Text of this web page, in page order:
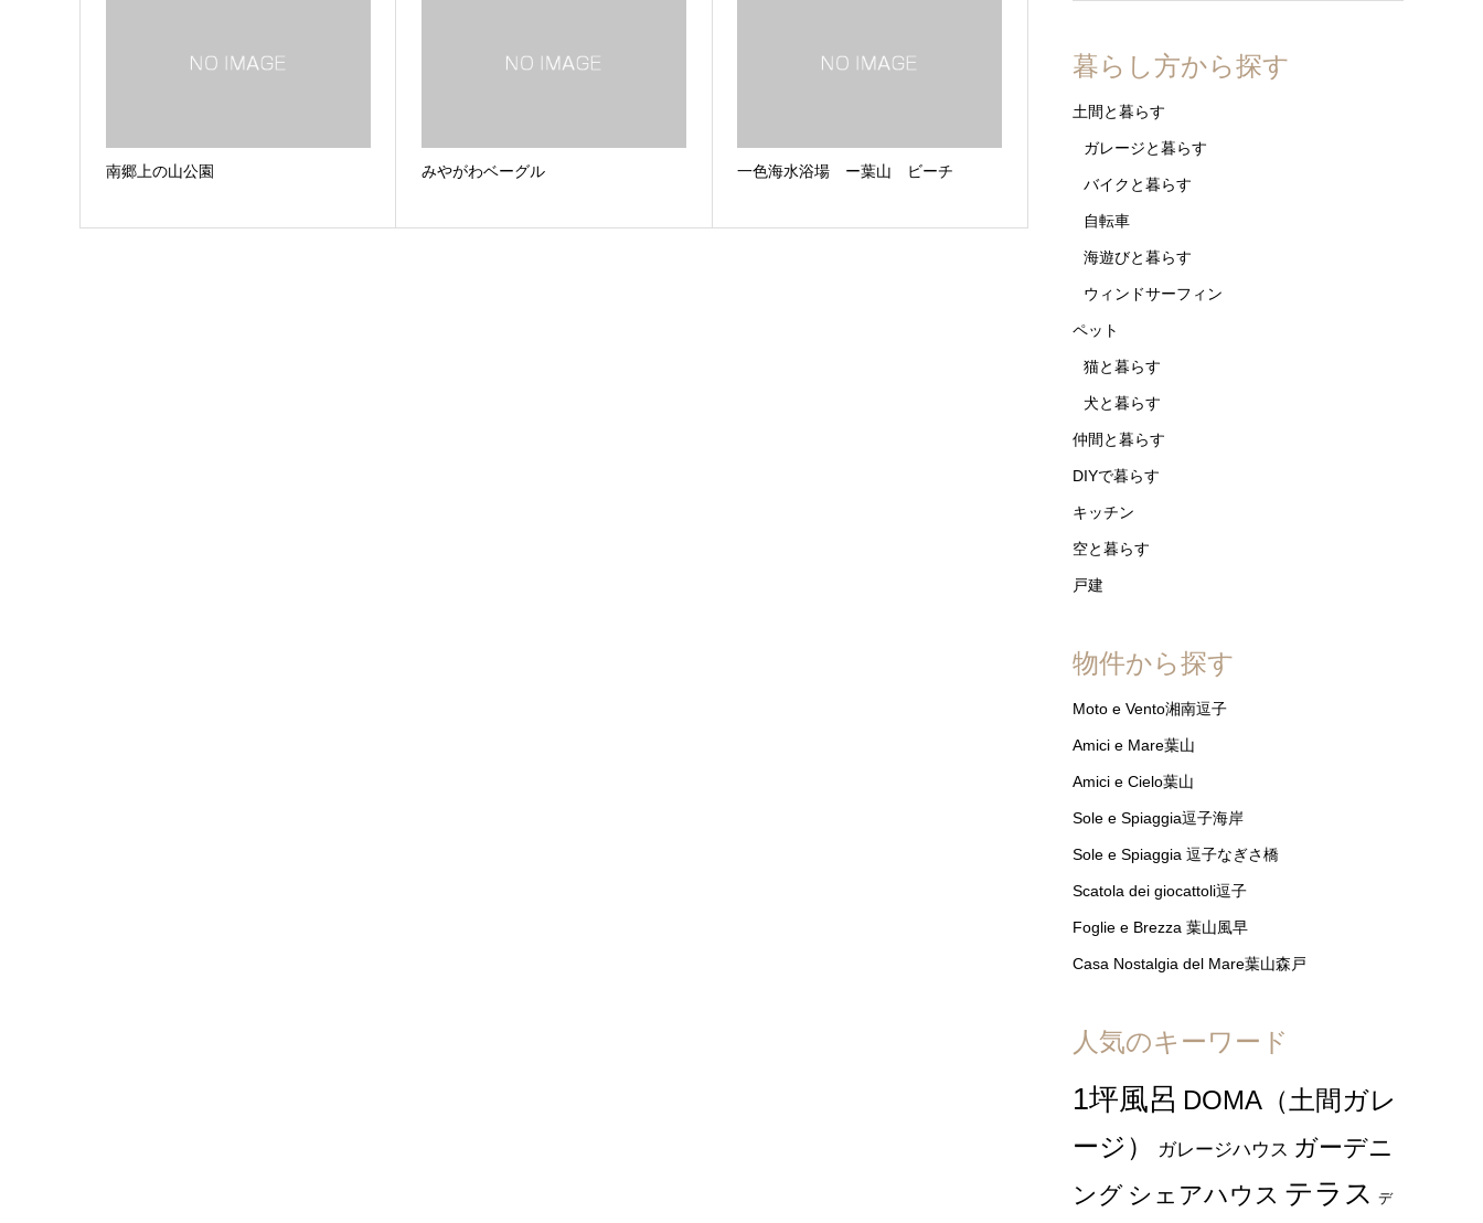
南郷上の山公園 みやがわベーグル 一色海水浴場 ー葉山 ビーチ
暮らし方から探す
土間と暮らす
ガレージと暮らす
バイクと暮らす
自転車
海遊びと暮らす
ウィンドサーフィン
ペット
猫と暮らす
犬と暮らす
仲間と暮らす
DIYで暮らす
キッチン
空と暮らす
戸建
物件から探す
Moto e Vento湘南逗子
Amici e Mare葉山
Amici e Cielo葉山
Sole e Spiaggia逗子海岸
Sole e Spiaggia 逗子なぎさ橋
Scatola dei giocattoli逗子
Foglie e Brezza 葉山風早
Casa Nostalgia del Mare葉山森戸
人気のキーワード
1坪風呂 DOMA（土間ガレ
ージ）
ガレージハウス ガーデニ
ング シェアハウス テラス デ